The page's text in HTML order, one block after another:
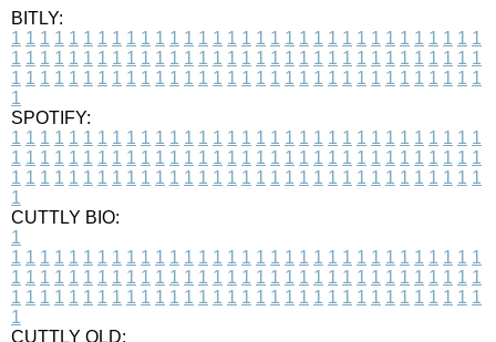
BITLY:
1 1 1 1 1 1 1 1 1 1 1 1 1 1 1 1 1 1 1 1 1 1 1 1 1 1 1 1 1 1 1 1 1
1 1 1 1 1 1 1 1 1 1 1 1 1 1 1 1 1 1 1 1 1 1 1 1 1 1 1 1 1 1 1 1 1
1 1 1 1 1 1 1 1 1 1 1 1 1 1 1 1 1 1 1 1 1 1 1 1 1 1 1 1 1 1 1 1 1
1
SPOTIFY:
1 1 1 1 1 1 1 1 1 1 1 1 1 1 1 1 1 1 1 1 1 1 1 1 1 1 1 1 1 1 1 1 1
1 1 1 1 1 1 1 1 1 1 1 1 1 1 1 1 1 1 1 1 1 1 1 1 1 1 1 1 1 1 1 1 1
1 1 1 1 1 1 1 1 1 1 1 1 1 1 1 1 1 1 1 1 1 1 1 1 1 1 1 1 1 1 1 1 1
1
CUTTLY BIO:
1
1 1 1 1 1 1 1 1 1 1 1 1 1 1 1 1 1 1 1 1 1 1 1 1 1 1 1 1 1 1 1 1 1
1 1 1 1 1 1 1 1 1 1 1 1 1 1 1 1 1 1 1 1 1 1 1 1 1 1 1 1 1 1 1 1 1
1 1 1 1 1 1 1 1 1 1 1 1 1 1 1 1 1 1 1 1 1 1 1 1 1 1 1 1 1 1 1 1 1
1
CUTTLY OLD: